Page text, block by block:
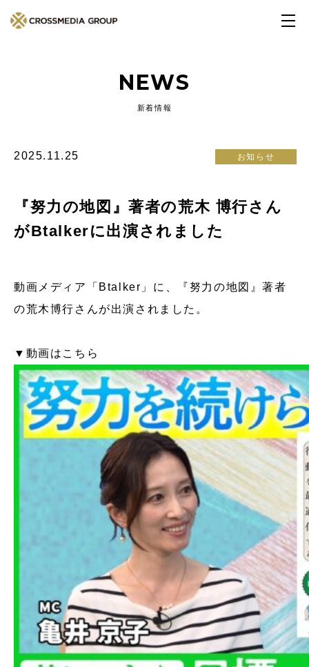
NEWS
新着情報
2025.11.25 お知らせ
『努力の地図』著者の荒木 博行さん
がBtalkerに出演されました
動画メディア「Btalker」に、『努力の地図』著者
の荒木博行さんが出演されました。
▼動画はこちら